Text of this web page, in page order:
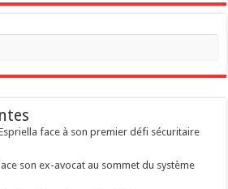
face à son premier défi sécuritaire
son ex-avocat au sommet du système